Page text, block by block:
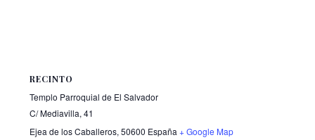
RECINTO
Templo Parroquial de El Salvador
C/ Mediavilla, 41
Ejea de los Caballeros, 50600 España + Google Map